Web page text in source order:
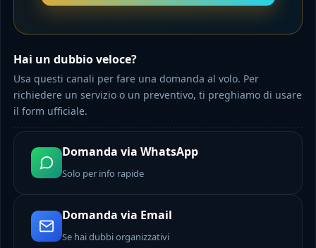
Hai un dubbio veloce?
Usa questi canali per fare una domanda al volo. Per
richiedere un servizio o un preventivo, ti preghiamo di usare
il form ufficiale.
Domanda via WhatsApp
Solo per info rapide
Domanda via Email
Se hai dubbi organizzativi